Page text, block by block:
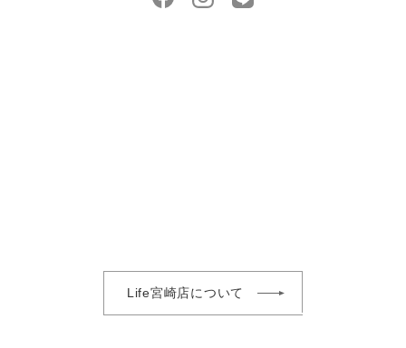
Life宮崎店について